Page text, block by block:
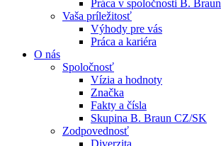
Práca v spoločnosti B. Braun
Vaša príležitosť
Výhody pre vás
Práca a kariéra
O nás
Spoločnosť
Vízia a hodnoty
Značka
Fakty a čísla
Skupina B. Braun CZ/SK
Zodpovednosť
Diverzita